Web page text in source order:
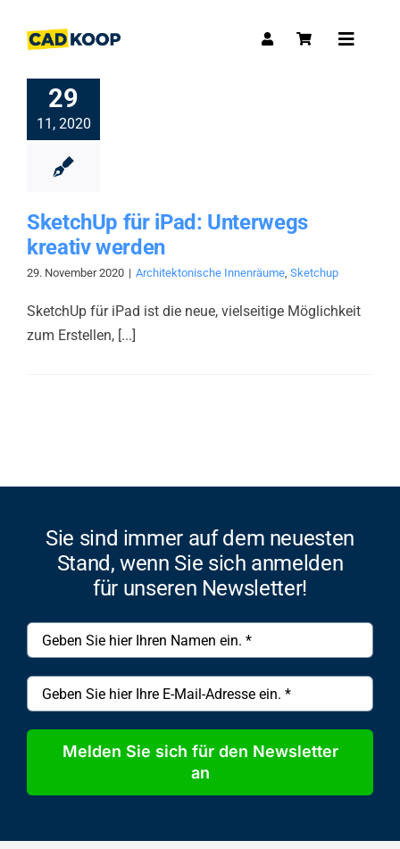
Toggle
29
11, 2020
SketchUp für iPad: Unterwegs
kreativ werden
29. November 2020 | Architektonische Innenräume, Sketchup
SketchUp für iPad ist die neue, vielseitige Möglichkeit
zum Erstellen, [...]
Sie sind immer auf dem neuesten
Stand, wenn Sie sich anmelden
für unseren Newsletter!
Melden Sie sich für den Newsletter
an